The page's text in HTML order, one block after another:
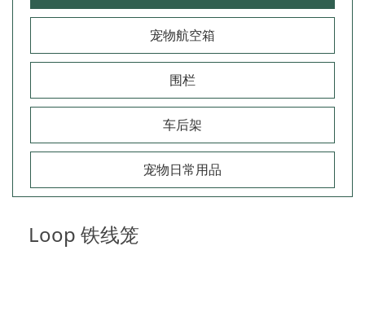
宠物航空箱
围栏
车后架
宠物日常用品
Loop 铁线笼